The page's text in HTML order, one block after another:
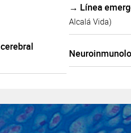
→ Línea
Alcalá Vida)